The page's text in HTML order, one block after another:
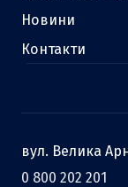
Новини
Контакти
вул. Велика
0 800 202 201